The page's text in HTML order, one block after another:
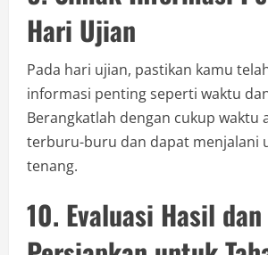
Hari Ujian
Pada hari ujian, pastikan kamu
informasi penting seperti waktu
Berangkatlah dengan cukup waktu
terburu-buru dan dapat menjalani
tenang.
10. Evaluasi Hasil dan